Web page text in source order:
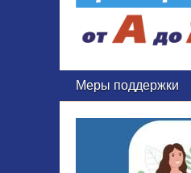
Меры поддержки